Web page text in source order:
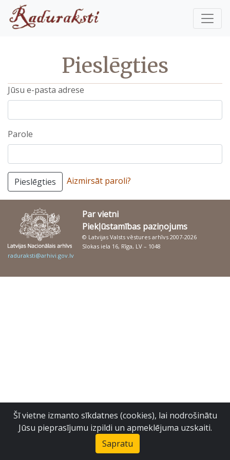
Pieslēgties
Jūsu e-pasta adrese
Parole
Pieslēgties Aizmirsāt paroli?
Par vietni
Piekļūstamības paziņojums
© Latvijas Valsts vēstures arhīvs 2007-2026
Slokas iela 16, Rīga, LV – 1048
raduraksti@arhivi.gov.lv
Šī vietne izmanto sīkdatnes (cookies), lai nodrošinātu
Jūsu pieprasījumu izpildi un apmeklējuma uzskaiti.
Sapratu